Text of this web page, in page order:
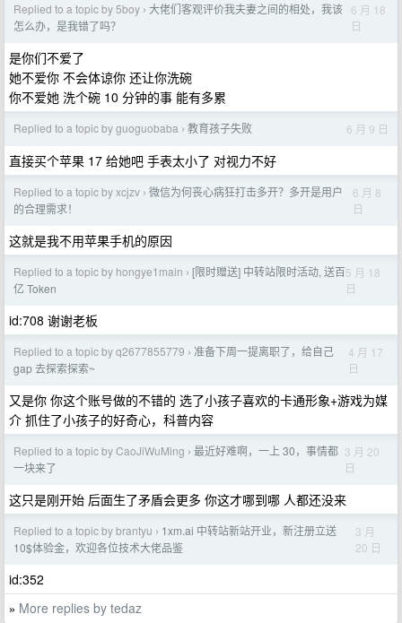
Replied to a topic by 5boy › 大佬们客观评价我夫妻之间的相处，我该
怎么办，是我错了吗？
6 月 18
日
是你们不爱了
她不爱你 不会体谅你 还让你洗碗
你不爱她 洗个碗 10 分钟的事 能有多累
Replied to a topic by guoguobaba › 教育孩子失败 6 月 9 日
直接买个苹果 17 给她吧 手表太小了 对视力不好
Replied to a topic by xcjzv › 微信为何丧心病狂打击多开？多开是用户
的合理需求！
6 月 8
日
这就是我不用苹果手机的原因
Replied to a topic by hongye1main › [限时赠送] 中转站限时活动, 送百
亿 Token
5 月 18
日
id:708 谢谢老板
Replied to a topic by q2677855779 › 准备下周一提离职了，给自己
gap 去探索探索~
4 月 17
日
又是你 你这个账号做的不错的 选了小孩子喜欢的卡通形象+游戏为媒
介 抓住了小孩子的好奇心，科普内容
Replied to a topic by CaoJiWuMing › 最近好难啊，一上 30，事情都
一块来了
3 月 20
日
这只是刚开始 后面生了矛盾会更多 你这才哪到哪 人都还没来
Replied to a topic by brantyu › 1xm.ai 中转站新站开业，新注册立送
10$体验金，欢迎各位技术大佬品鉴
3 月
20 日
id:352
» More replies by tedaz